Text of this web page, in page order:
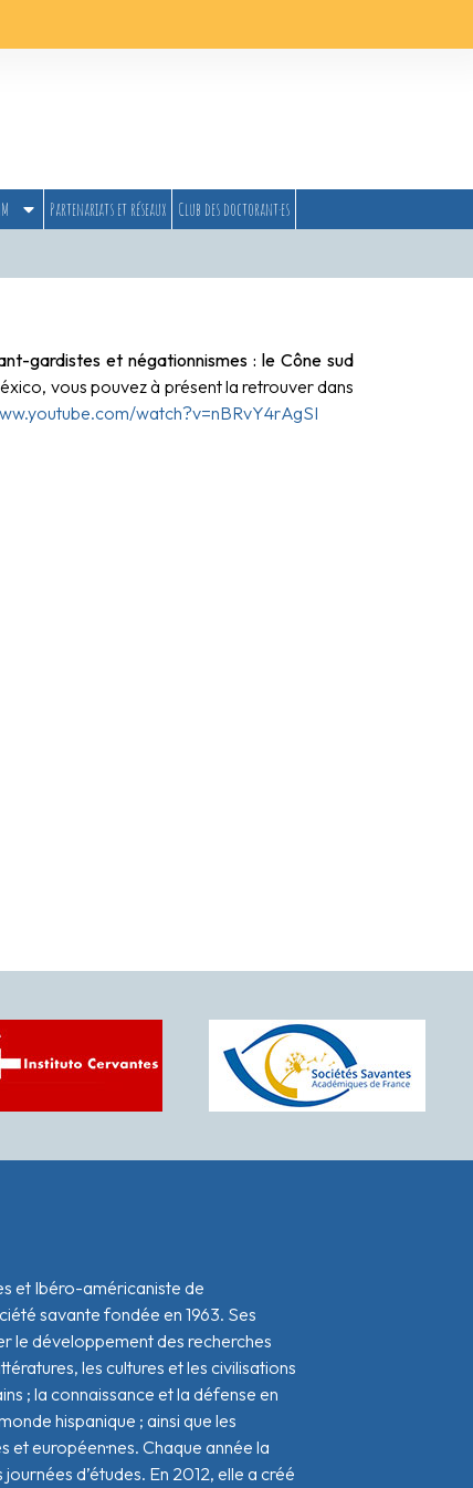
Partenariats et réseaux
Club des doctorant·es
gardistes et négationnismes : le Cône sud
vous pouvez à présent la retrouver dans
watch?v=nBRvY4rAgSI
et Ibéro-américaniste de
savante fondée en 1963. Ses
le développement des recherches
les cultures et les civilisations
; la connaissance et la défense en
hispanique ; ainsi que les
et européen·nes. Chaque année la
d’études. En 2012, elle a créé